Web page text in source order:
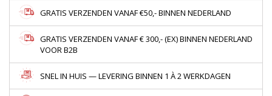
GRATIS VERZENDEN VANAF €50,- BINNEN NEDERLAND
GRATIS VERZENDEN VANAF € 300,- (EX) BINNEN NEDERLAND
VOOR B2B
SNEL IN HUIS — LEVERING BINNEN 1 À 2 WERKDAGEN